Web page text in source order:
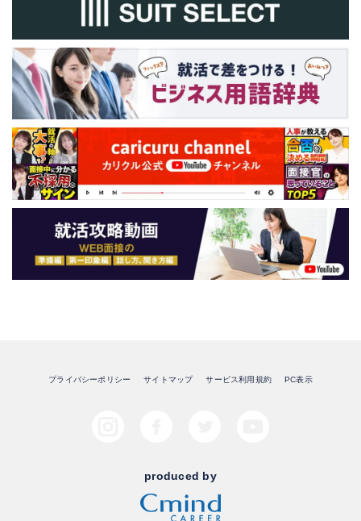
プライバシーポリシー サイトマップ サービス利用規約 PC表示
produced by